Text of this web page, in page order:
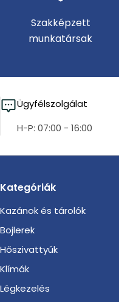
Szakképzett
munkatársak
Ügyfélszolgálat
H-P: 07:00 - 16:00
Kategóriák
Kazánok és tárolók
Bojlerek
Hőszivattyúk
Klímák
Légkezelés